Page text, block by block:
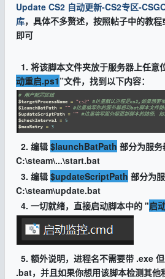
Update CS2 自动更新-CS2专区-
库，具体不多赘述，按照帖子中的教
即可
1. 将该脚本文件夹放于服务器上任意
动重启.ps1”文件，找到以下内容：
2. 编辑 $launchBatPath 部分为服
C:\steam\...\start.bat
3. 编辑 $updateScriptPath 部分为
C:\steam\update.bat
4. 一切就绪，直接启动脚本中的 "启
5. 额外说明，进程名不需要带 .exe
.bat，并且如果你想用该脚本检测其他